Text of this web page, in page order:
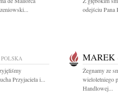
odejściu Pana
Przyjaciela i...
MAREK
Żegnamy ze
wieloletniego
Handlowej...